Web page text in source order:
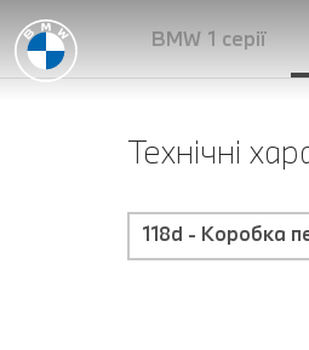
BMW 1 серії
Технічні
118d - Коробка